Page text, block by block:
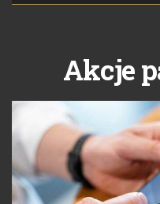
Akcje